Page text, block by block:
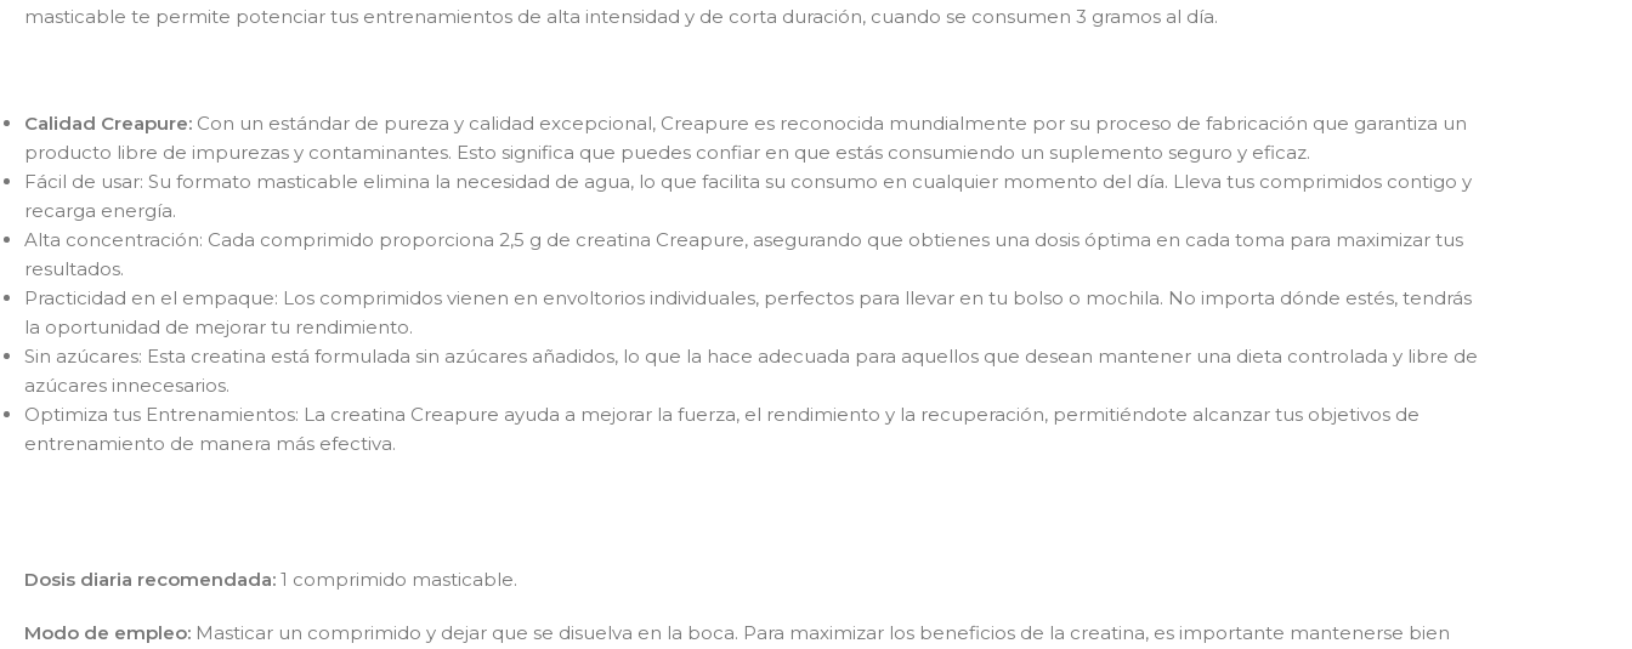
masticable te permite potenciar tus entrenamientos de alta intensidad y de corta duración, cuando se consumen 3 gramos al día.
Calidad Creapure: Con un estándar de pureza y calidad excepcional, Creapure es reconocida mundialmente por su proceso de fabricación que garantiza un
producto libre de impurezas y contaminantes. Esto significa que puedes confiar en que estás consumiendo un suplemento seguro y eficaz.
Fácil de usar: Su formato masticable elimina la necesidad de agua, lo que facilita su consumo en cualquier momento del día. Lleva tus comprimidos contigo y
recarga energía.
Alta concentración: Cada comprimido proporciona 2,5 g de creatina Creapure, asegurando que obtienes una dosis óptima en cada toma para maximizar tus
resultados.
Practicidad en el empaque: Los comprimidos vienen en envoltorios individuales, perfectos para llevar en tu bolso o mochila. No importa dónde estés, tendrás
la oportunidad de mejorar tu rendimiento.
Sin azúcares: Esta creatina está formulada sin azúcares añadidos, lo que la hace adecuada para aquellos que desean mantener una dieta controlada y libre de
azúcares innecesarios.
Optimiza tus Entrenamientos: La creatina Creapure ayuda a mejorar la fuerza, el rendimiento y la recuperación, permitiéndote alcanzar tus objetivos de
entrenamiento de manera más efectiva.
Dosis diaria recomendada: 1 comprimido masticable.
Modo de empleo: Masticar un comprimido y dejar que se disuelva en la boca. Para maximizar los beneficios de la creatina, es importante mantenerse bien